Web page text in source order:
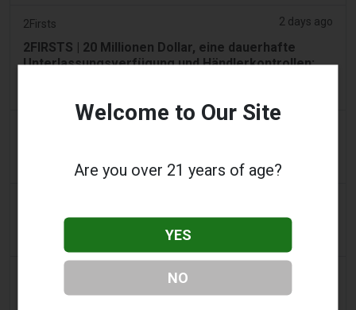
2Firsts 2 days ago
2FIRSTS | 20 Millionen Dollar, eine dauerhafte
Unterlassungsverfügung und Händlerkontrollen:
Schadensminimierung
Fahrer hilft bei Ermittlungen, nachdem Vape-
Geräte in geparktem Auto gefunden wurden
Vape Station bietet Lost Mary 15.000 Puffs in den
Welcome to Our Site
Are you over 21 years of age?
YES
NO